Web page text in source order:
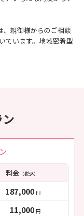
、親御様からのご相談
ています。地域密着型
料金（税込）
187,000 円
11,000 円